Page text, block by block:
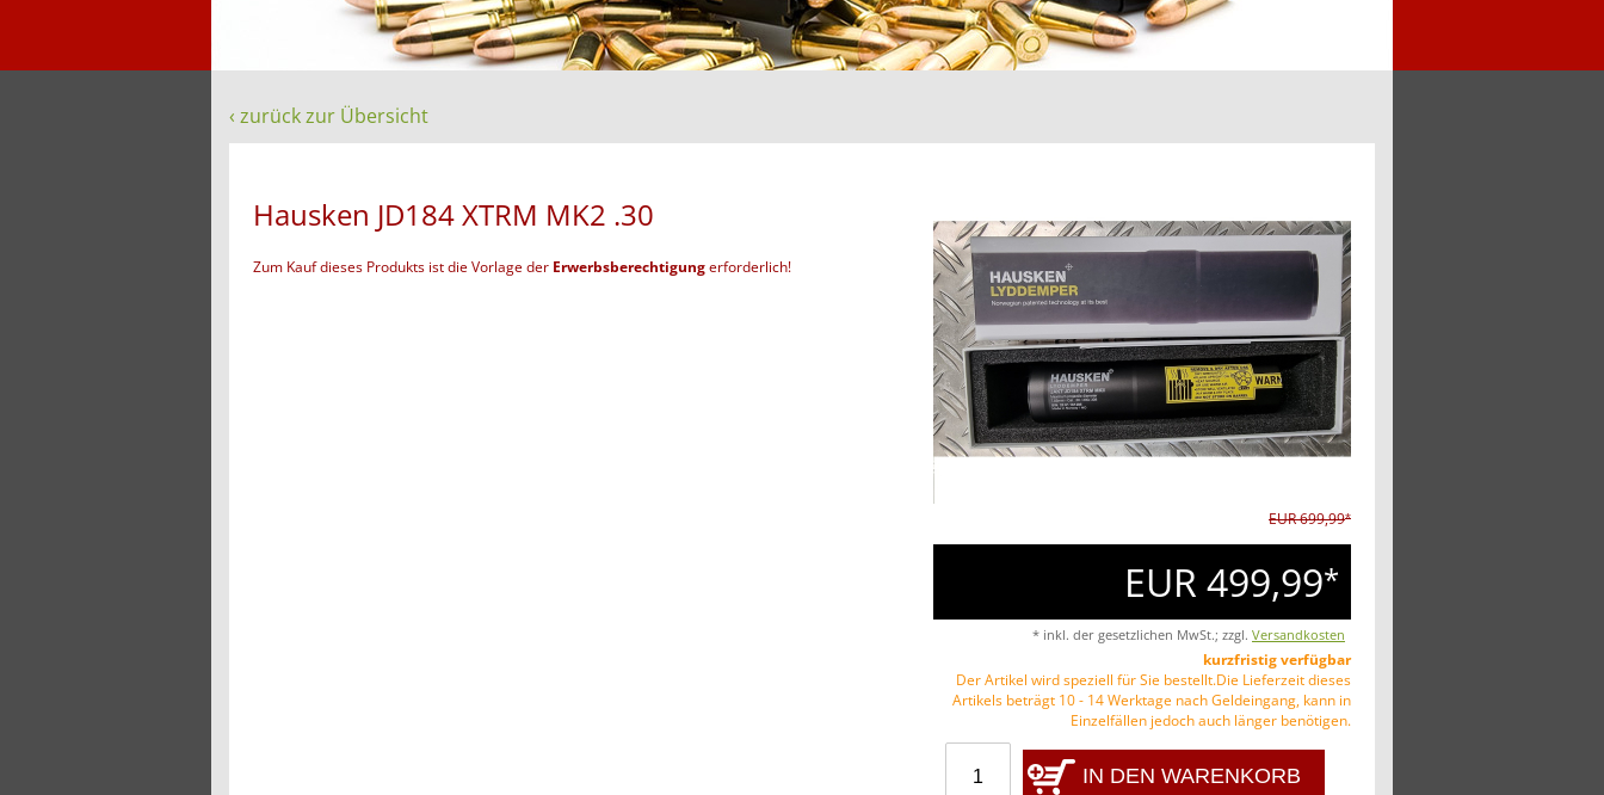
‹ zurück zur Übersicht
EUR 699,99*
EUR 499,99*
* inkl. der gesetzlichen MwSt.; zzgl. Versandkosten
kurzfristig verfügbar
Der Artikel wird speziell für Sie bestellt.Die Lieferzeit dieses
Artikels beträgt 10 - 14 Werktage nach Geldeingang, kann in
Einzelfällen jedoch auch länger benötigen.
IN DEN WARENKORB
Hausken JD184 XTRM MK2 .30
Zum Kauf dieses Produkts ist die Vorlage der Erwerbsberechtigungerforderlich!